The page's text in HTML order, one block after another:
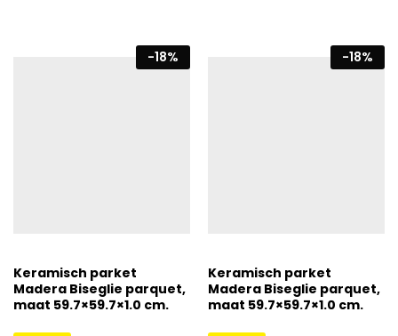
-18%
Keramisch parket
Madera Biseglie parquet,
maat 59.7×59.7×1.0 cm.
-18%
Keramisch parket
Madera Biseglie parquet,
maat 59.7×59.7×1.0 cm.